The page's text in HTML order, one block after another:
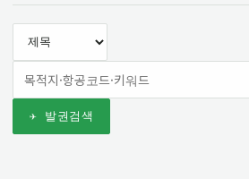
✈ 발권검색